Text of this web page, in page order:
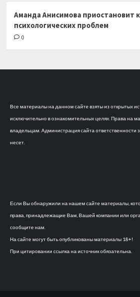
Аманда Анисимова приостановит
психологических проблем
0
Все материалы на данном сайте взяты из открытых
исключительно в ознакомительных целях. Права на
владельцам. Администрация сайта ответственности
несет.
Если Вы обнаружили на нашем сайте материалы,
права, принадлежащие Вам, Вашей компании или
сообщите нам.
На сайте могут быть опубликованы материалы 18+!
При цитировании ссылка на источник обязательна.